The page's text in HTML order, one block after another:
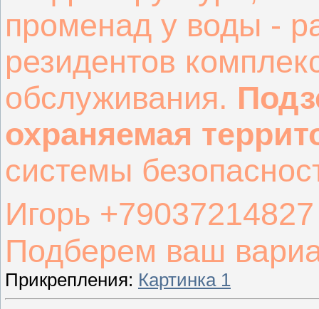
променад у воды -
резидентов
обслуживания.
охраняемая
системы
Игорь +79037214827
Подберем ваш
Прикрепления: Картинка 1